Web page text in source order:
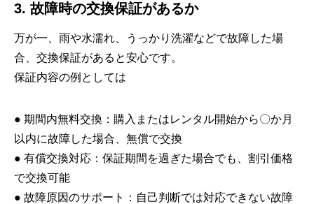
3. 故障時の交換保証があるか
万が一、雨や水濡れ、うっかり洗濯などで故障した場
合、交換保証があると安心です。
保証内容の例としては
● 期間内無料交換：購入またはレンタル開始から〇か月
以内に故障した場合、無償で交換
● 有償交換対応：保証期間を過ぎた場合でも、割引価格
で交換可能
● 故障原因のサポート：自己判断では対応できない故障